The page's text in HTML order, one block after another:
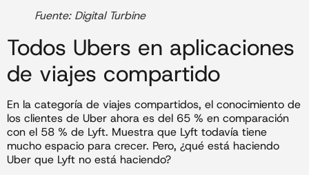
Fuente: Digital Turbine
Todos Ubers en aplicaciones
de viajes compartido
En la categoría de viajes compartidos, el conocimiento de
los clientes de Uber ahora es del 65 % en comparación
con el 58 % de Lyft. Muestra que Lyft todavía tiene
mucho espacio para crecer. Pero, ¿qué está haciendo
Uber que Lyft no está haciendo?